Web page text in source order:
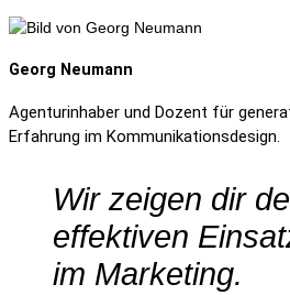
Georg Neumann
Agenturinhaber und Dozent für
Erfahrung im Kommunikationsdesign.
Wir zeigen dir
effektiven
im Marketing.